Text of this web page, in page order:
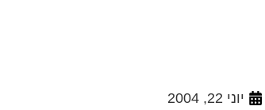
יוני 22, 2004